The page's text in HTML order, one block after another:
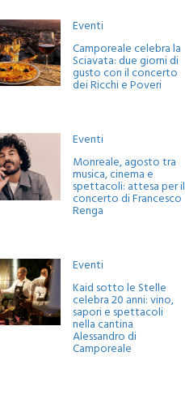
Eventi
Camporeale celebra la
Sciavata: due giorni di
gusto con il concerto
dei Ricchi e Poveri
Eventi
Monreale, agosto tra
musica, cinema e
spettacoli: attesa per il
concerto di Francesco
Renga
Eventi
Kaid sotto le Stelle
celebra 20 anni: vino,
sapori e spettacoli
nella cantina
Alessandro di
Camporeale